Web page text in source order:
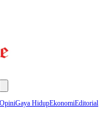
OpiniGaya HidupEkonomiEditorial